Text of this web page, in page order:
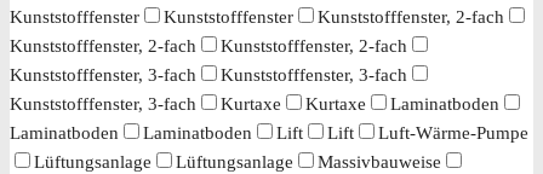
Kunststofffenster
Kunststofffenster
Kunststofffenster, 2-fach
Kunststofffenster, 2-fach
Kunststofffenster, 2-fach
Kunststofffenster, 3-fach
Kunststofffenster, 3-fach
Kunststofffenster, 3-fach
Kurtaxe Kurtaxe
Laminatboden
Laminatboden
Laminatboden Lift Lift
Luft-Wärme-Pumpe
Lüftungsanlage
Lüftungsanlage
Massivbauweise